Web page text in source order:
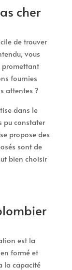
cher
de trouver
vous
promettant
fournies
attentes ?
dans le
pu constater
propose des
sont de
bien choisir
est la
formé et
la capacité